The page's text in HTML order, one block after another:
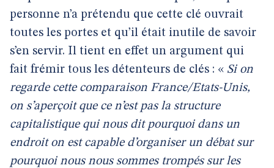
personne n’a prétendu que cette clé ouvrait
toutes les portes et qu’il était inutile de savoir
s’en servir. Il tient en effet un argument qui
fait frémir tous les détenteurs de clés : « Si on
regarde cette comparaison France/Etats-Unis,
on s’aperçoit que ce n’est pas la structure
capitalistique qui nous dit pourquoi dans un
endroit on est capable d’organiser un débat sur
pourquoi nous nous sommes trompés sur les